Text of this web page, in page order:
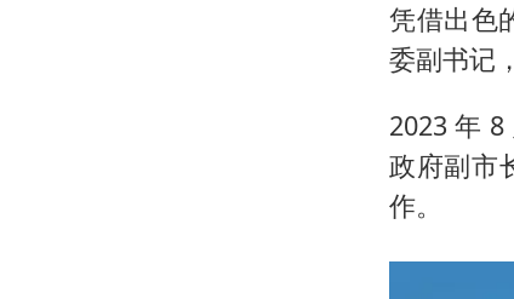
凭借出色
委副书记
2023 年
政府副市
作。